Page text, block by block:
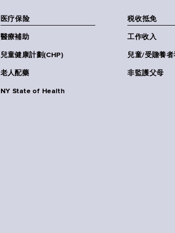
医疗保险
醫療補助
兒童健康計劃(CHP)
老人配藥
NY State of Health
税收抵免
工作收入
兒童/受贍養者
非監護父母